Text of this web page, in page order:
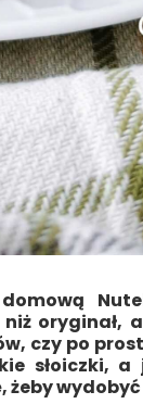
domową
oryginał,
czy po
słoiczki,
żeby